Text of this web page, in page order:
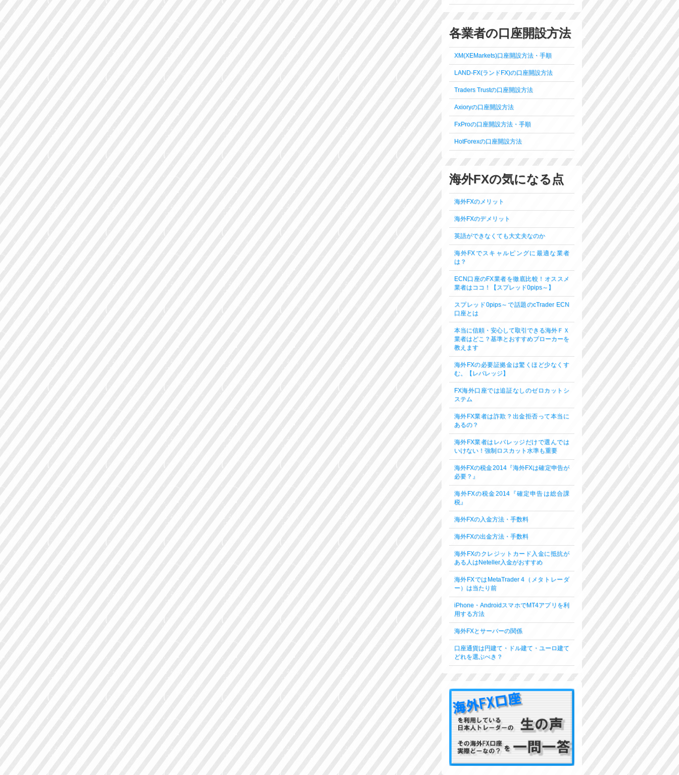
各業者の口座開設方法
XM(XEMarkets)口座開設方法・手順
LAND-FX(ランドFX)の口座開設方法
Traders Trustの口座開設方法
Axioryの口座開設方法
FxProの口座開設方法・手順
HotForexの口座開設方法
海外FXの気になる点
海外FXのメリット
海外FXのデメリット
英語ができなくても大丈夫なのか
海外FXでスキャルピングに最適な業者
は？
ECN口座のFX業者を徹底比較！オススメ
業者はココ！【スプレッド0pips～】
スプレッド0pips～で話題のcTrader ECN
口座とは
本当に信頼・安心して取引できる海外ＦＸ
業者はどこ？基準とおすすめブローカーを
教えます
海外FXの必要証拠金は驚くほど少なくす
む。【レバレッジ】
FX海外口座では追証なしのゼロカットシ
ステム
海外FX業者は詐欺？出金拒否って本当に
あるの？
海外FX業者はレバレッジだけで選んでは
いけない！強制ロスカット水準も重要
海外FXの税金2014『海外FXは確定申告が
必要？』
海外FXの税金2014『確定申告は総合課
税』
海外FXの入金方法・手数料
海外FXの出金方法・手数料
海外FXのクレジットカード入金に抵抗が
ある人はNeteller入金がおすすめ
海外FXではMetaTrader 4（メタトレーダ
ー）は当たり前
iPhone・AndroidスマホでMT4アプリを利
用する方法
海外FXとサーバーの関係
口座通貨は円建て・ドル建て・ユーロ建て
どれを選ぶべき？